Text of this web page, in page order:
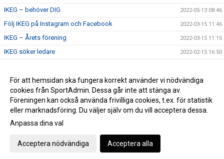
IKEG – behöver DIG 2022-05-13 08:46
Följ IKEG på Instagram och Facebook 2022-03-15 11:46
IKEG – Årets förening 2022-03-15 11:15
IKEG söker ledare 2022-02-15 16:50
Frank till bruttotruppen för juniorlandslaget 2022-01-14 16:11
Idrottsklubben EskilstunaGymnasterna – IKEG 2021-10-04 14:06
Gå till Webbversion
För att hemsidan ska fungera korrekt använder vi nödvändiga
cookies från SportAdmin. Dessa går inte att stänga av.
Föreningen kan också använda frivilliga cookies, t.ex. för statistik
eller marknadsföring. Du väljer själv om du vill acceptera dessa.
Anpassa dina val
Acceptera nödvändiga Acceptera alla